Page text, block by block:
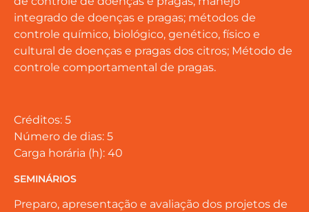
integrado de doenças e pragas; métodos de
controle químico, biológico, genético, físico e
cultural de doenças e pragas dos citros; Método de
controle comportamental de pragas.
Créditos: 5
Número de dias: 5
Carga horária (h): 40
SEMINÁRIOS
Preparo, apresentação e avaliação dos projetos de